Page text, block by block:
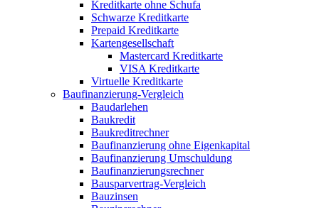
Kreditkarte ohne Schufa
Schwarze Kreditkarte
Prepaid Kreditkarte
Kartengesellschaft
Mastercard Kreditkarte
VISA Kreditkarte
Virtuelle Kreditkarte
Baufinanzierung-Vergleich
Baudarlehen
Baukredit
Baukreditrechner
Baufinanzierung ohne Eigenkapital
Baufinanzierung Umschuldung
Baufinanzierungsrechner
Bausparvertrag-Vergleich
Bauzinsen